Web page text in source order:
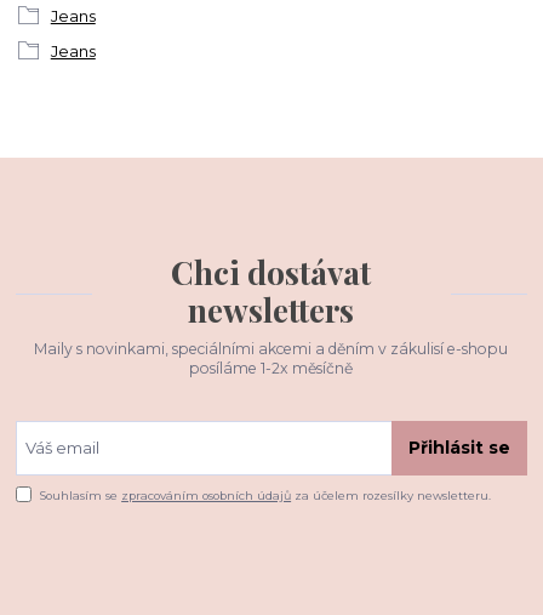
Jeans
Jeans
Chci dostávat
newsletters
Maily s novinkami, speciálními akcemi a děním v zákulisí e-shopu
posíláme 1-2x měsíčně
Přihlásit se
Souhlasím se zpracováním osobních údajů za účelem rozesílky newsletteru.